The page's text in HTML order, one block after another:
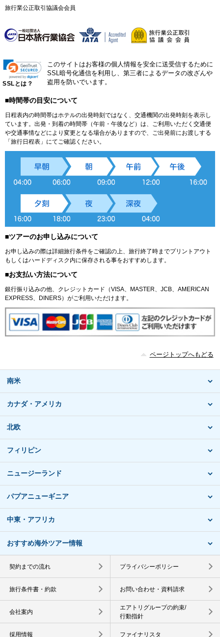
旅行業公正取引協議会会員
SSLとは？
このサイトはお客様の個人情報を安全に送受信するために
SSL暗号化通信を利用し、第三者によるデータの改ざんや
盗用を防いでいます。
■時間帯の目安について
日程表内の時間帯はホテルの出発時刻ではなく、交通機関の出発時刻を表示し
ています。出発・到着の時間帯（午前・午後など）は、ご利用いただく交通便
や交通事情などにより変更となる場合がありますので、ご出発前にお渡しする
「旅行日程表」にてご確認ください。
■ツアーのお申し込みについて
お申し込みの際は詳細旅行条件をご確認の上、旅行終了時までプリントアウト
もしくはハードディスク内に保存される事をおすすめします。
■お支払い方法について
銀行振り込みの他、クレジットカード（VISA、MASTER、JCB、AMERICAN
EXPRESS、DINERS）がご利用いただけます。
ページトップへもどる
南米
カナダ・アメリカ
北欧
フィリピン
ニュージーランド
パプアニューギニア
中東・アフリカ
おすすめ海外ツアー情報
契約までの流れ プライバシーポリシー
旅行条件書・約款 お問い合わせ・資料請求
会社案内
エアトリグループの約束/
行動指針
採用情報 ファイナリスタ